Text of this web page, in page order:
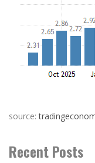
source:
Recent Posts